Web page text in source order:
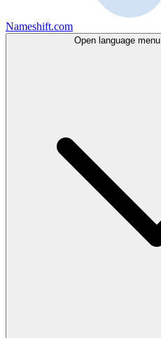
Nameshift.com
Open language menu